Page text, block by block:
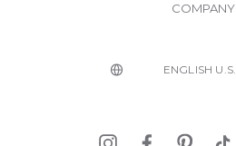
COMPANY